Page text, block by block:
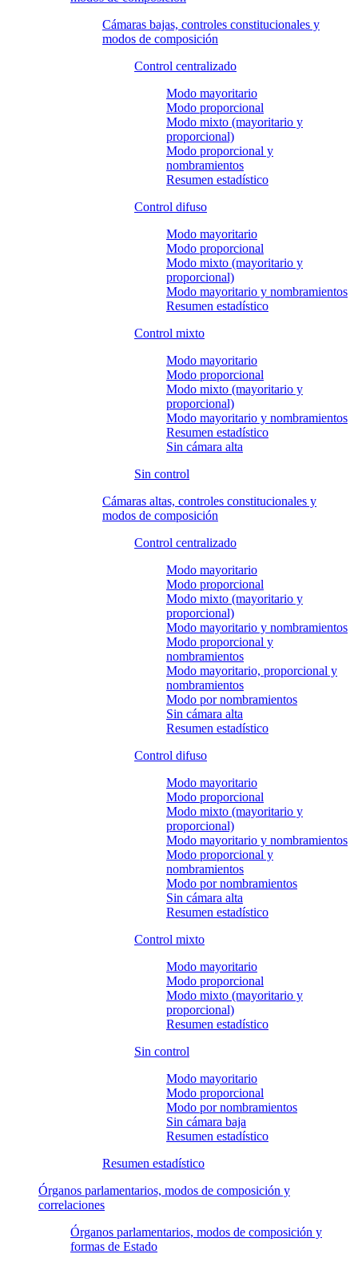
Cámaras bajas, controles constitucionales y
modos de composición
Control centralizado
Modo mayoritario
Modo proporcional
Modo mixto (mayoritario y
proporcional)
Modo proporcional y
nombramientos
Resumen estadístico
Control difuso
Modo mayoritario
Modo proporcional
Modo mixto (mayoritario y
proporcional)
Modo mayoritario y nombramientos
Resumen estadístico
Control mixto
Modo mayoritario
Modo proporcional
Modo mixto (mayoritario y
proporcional)
Modo mayoritario y nombramientos
Resumen estadístico
Sin cámara alta
Sin control
Cámaras altas, controles constitucionales y
modos de composición
Control centralizado
Modo mayoritario
Modo proporcional
Modo mixto (mayoritario y
proporcional)
Modo mayoritario y nombramientos
Modo proporcional y
nombramientos
Modo mayoritario, proporcional y
nombramientos
Modo por nombramientos
Sin cámara alta
Resumen estadístico
Control difuso
Modo mayoritario
Modo proporcional
Modo mixto (mayoritario y
proporcional)
Modo mayoritario y nombramientos
Modo proporcional y
nombramientos
Modo por nombramientos
Sin cámara alta
Resumen estadístico
Control mixto
Modo mayoritario
Modo proporcional
Modo mixto (mayoritario y
proporcional)
Resumen estadístico
Sin control
Modo mayoritario
Modo proporcional
Modo por nombramientos
Sin cámara baja
Resumen estadístico
Resumen estadístico
Órganos parlamentarios, modos de composición y
correlaciones
Órganos parlamentarios, modos de composición y
formas de Estado